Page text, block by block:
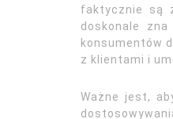
faktycznie są
doskonale
konsumentów
z klientami i
Ważne jest,